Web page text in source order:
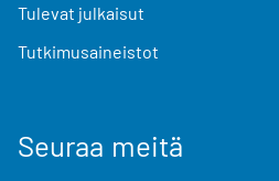
Tulevat julkaisut
Tutkimusaineistot
Seuraa meitä